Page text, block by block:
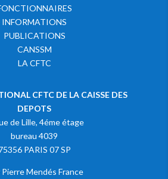
INFORMATIONS
PUBLICATIONS
CANSSM
LA CFTC
CFTC DE LA CAISSE DES
DEPOTS
de Lille, 4éme étage
bureau 4039
PARIS 07 SP
Pierre Mendés France